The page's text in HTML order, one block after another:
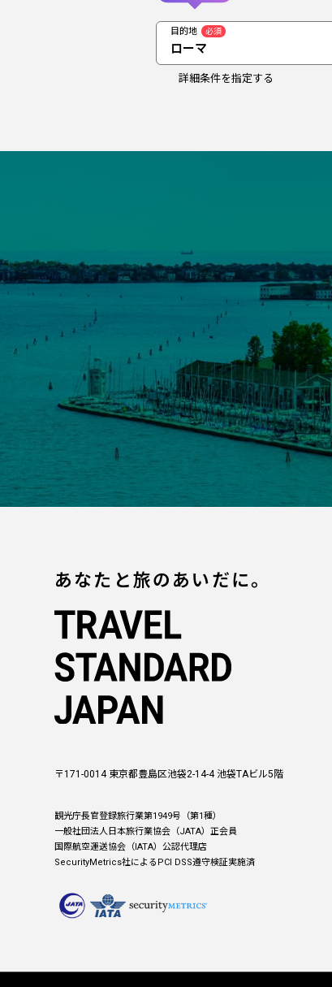
目的地 必須
ローマ
詳細条件を指定する
あなたと旅のあいだに。
〒171-0014 東京都豊島区池袋2-14-4 池袋TAビル5階
観光庁長官登録旅行業第1949号（第1種）
一般社団法人日本旅行業協会（JATA）正会員
国際航空運送協会（IATA）公認代理店
SecurityMetrics社によるPCI DSS遵守検証実施済